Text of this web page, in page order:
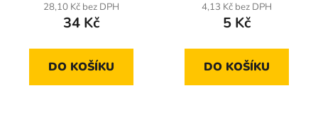
28,10 Kč bez DPH
34 Kč
DO KOŠÍKU
4,13 Kč bez DPH
5 Kč
DO KOŠÍKU